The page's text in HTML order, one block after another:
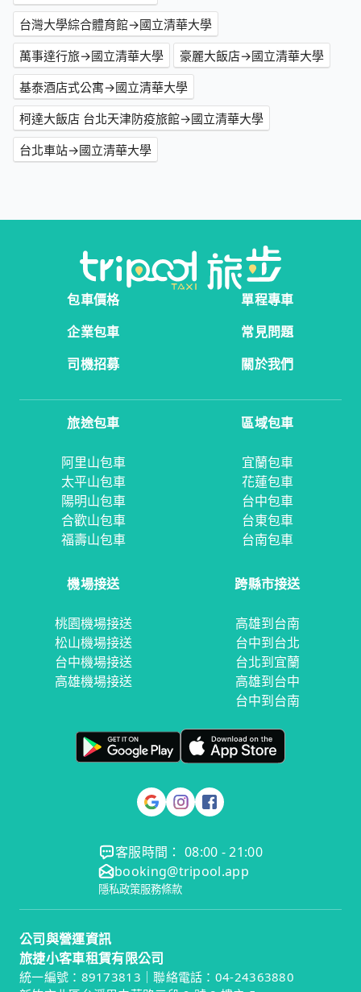
台灣大學綜合體育館→國立清華大學
萬事達行旅→國立清華大學
豪麗大飯店→國立清華大學
基泰酒店式公寓→國立清華大學
柯達大飯店 台北天津防疫旅館→國立清華大學
台北車站→國立清華大學
包車價格
單程專車
企業包車
常見問題
司機招募
關於我們
旅途包車
阿里山包車
太平山包車
陽明山包車
合歡山包車
福壽山包車
區域包車
宜蘭包車
花蓮包車
台中包車
台東包車
台南包車
機場接送
桃園機場接送
松山機場接送
台中機場接送
高雄機場接送
跨縣市接送
高雄到台南
台中到台北
台北到宜蘭
高雄到台中
台中到台南
客服時間： 08:00 - 21:00
booking@tripool.app
隱私政策服務條款
公司與營運資訊
旅捷小客車租賃有限公司
統一編號：89173813｜聯絡電話：04-24363880